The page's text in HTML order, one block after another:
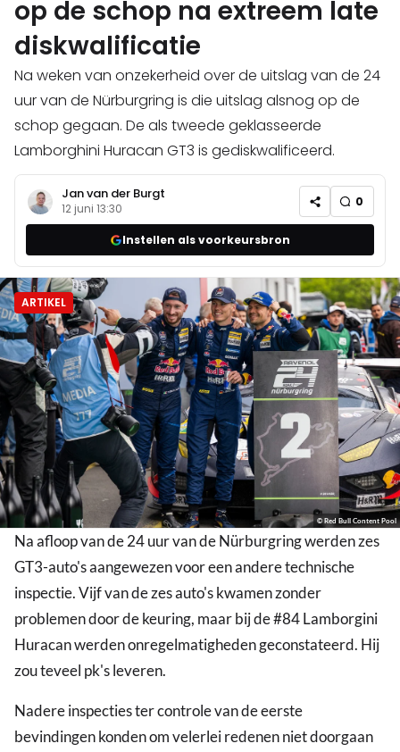
op de schop na extreem late
diskwalificatie
Na weken van onzekerheid over de uitslag van de 24
uur van de Nürburgring is die uitslag alsnog op de
schop gegaan. De als tweede geklasseerde
Lamborghini Huracan GT3 is gediskwalificeerd.
Jan van der Burgt
12 juni 13:30 0
Instellen als voorkeursbron
ARTIKEL
© Red Bull Content Pool
Na afloop van de 24 uur van de Nürburgring werden zes
GT3-auto's aangewezen voor een andere technische
inspectie. Vijf van de zes auto's kwamen zonder
problemen door de keuring, maar bij de #84 Lamborgini
Huracan werden onregelmatigheden geconstateerd. Hij
zou teveel pk's leveren.
Nadere inspecties ter controle van de eerste
bevindingen konden om velerlei redenen niet doorgaan